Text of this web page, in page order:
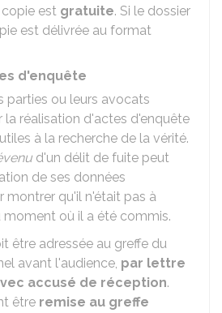
est gratuite. Si le dossier
est délivrée au format
d'enquête
parties ou leurs avocats
la réalisation d'actes d'enquête
à la recherche de la vérité.
d'un délit de fuite peut
de ses données
montrer qu'il n'était pas à
moment où il a été commis.
être adressée au greffe du
avant l'audience, par lettre
accusé de réception.
être remise au greffe